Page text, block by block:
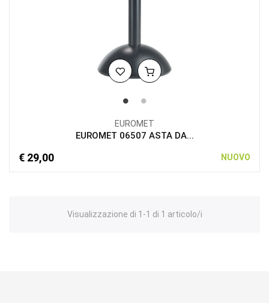
EUROMET
EUROMET 06507 ASTA DA...
€ 29,00 NUOVO
Visualizzazione di 1-1 di 1 articolo/i